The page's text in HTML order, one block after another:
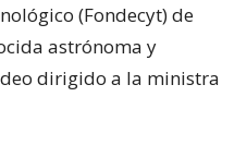
(Fondecyt) de
astrónoma y
dirigido a la ministra